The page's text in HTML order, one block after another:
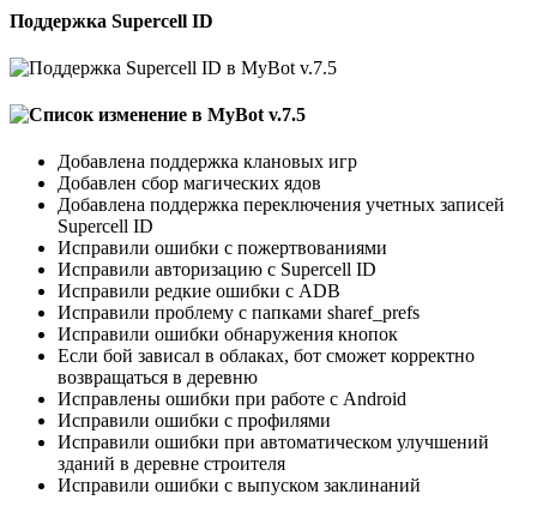
Поддержка Supercell ID
Добавлена поддержка клановых игр
Добавлен сбор магических ядов
Добавлена поддержка переключения учетных записей
Supercell ID
Исправили ошибки с пожертвованиями
Исправили авторизацию с Supercell ID
Исправили редкие ошибки с ADB
Исправили проблему с папками sharef_prefs
Исправили ошибки обнаружения кнопок
Если бой зависал в облаках, бот сможет корректно
возвращаться в деревню
Исправлены ошибки при работе с Android
Исправили ошибки с профилями
Исправили ошибки при автоматическом улучшений
зданий в деревне строителя
Исправили ошибки с выпуском заклинаний